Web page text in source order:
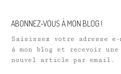
ABONNEZ-VOUS À MON BLOG !
Saisissez votre adresse e-
à mon blog et recevoir
nouvel article par email.